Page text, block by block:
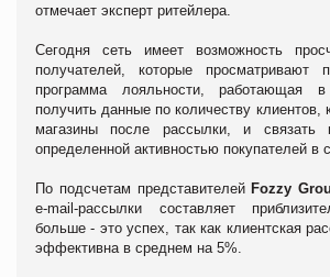
отмечает эксперт ритейлера.
Сегодня сеть имеет возможность
получателей, которые просматривают
программа лояльности, работающая
получить данные по количеству клиентов,
магазины после рассылки, и
определенной активностью покупателей в
По подсчетам представителейFozzy
e-mail-рассылки составляет
больше - это успех, так как клиентская
эффективна в среднем на 5%.